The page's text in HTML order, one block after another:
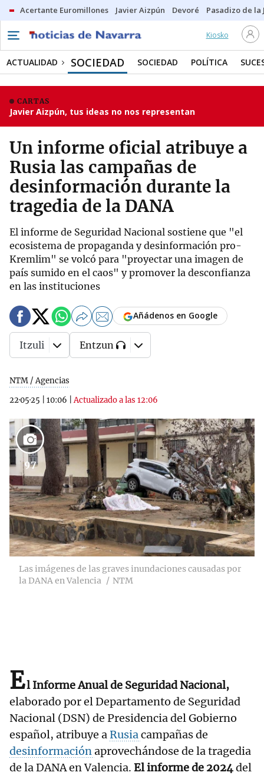
Acertante Euromillones Javier Aizpún Devoré Pasadizo de la
Kiosko
ACTUALIDAD SOCIEDAD SOCIEDAD POLÍTICA
CARTAS
Javier Aizpún, tus ideas no nos representan
Un informe oficial atribuye a
Rusia las campañas de
desinformación durante la
tragedia de la DANA
El informe de Seguridad Nacional sostiene que "el
ecosistema de propaganda y desinformación pro-
Kremlim" se volcó para "proyectar una imagen de
país sumido en el caos" y promover la desconfianza
en las instituciones
NTM / Agencias
22·05·25
10:06 |Actualizado a las 12:06
Añádenos en Google
Itzuli Entzun
97
Las imágenes de las graves inundaciones causadas por
la DANA en Valencia
NTM
El Informe Anual de Seguridad Nacional,
elaborado por el Departamento de Seguridad
Nacional (DSN) de Presidencia del Gobierno
español, atribuye aRusiacampañas de
desinformaciónaprovechándose de la tragedia
de la DANA en Valencia. El informe de 2024del